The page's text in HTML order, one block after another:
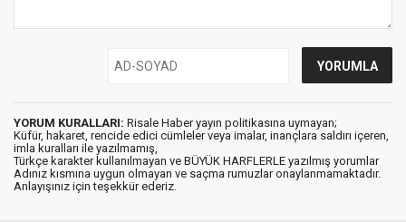
YORUM KURALLARI: Risale Haber yayın politikasına uymayan;
Küfür, hakaret, rencide edici cümleler veya imalar, inançlara saldırı içeren,
imla kuralları ile yazılmamış,
Türkçe karakter kullanılmayan ve BÜYÜK HARFLERLE yazılmış yorumlar
Adınız kısmına uygun olmayan ve saçma rumuzlar onaylanmamaktadır.
Anlayışınız için teşekkür ederiz.